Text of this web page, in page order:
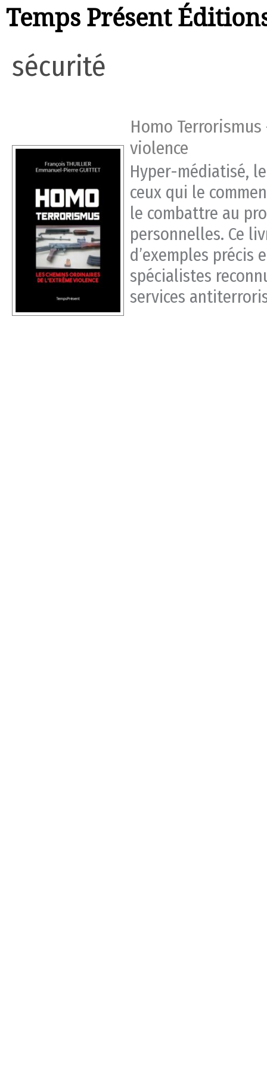
Temps Présent
sécurité
Homo
violence
Hyper-médiatisé,
ceux qui le
le combattre au
personnelles. Ce
d’exemples précis
spécialistes
services